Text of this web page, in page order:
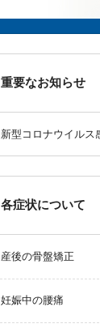
重要なお知らせ
新型コロナウイルス
各症状について
産後の骨盤矯正
妊娠中の腰痛